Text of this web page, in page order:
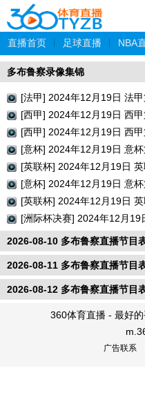
直播首页 足球直播 NBA
多布鲁察录像集锦
[法甲] 2024年12月19日 法
录像回放
[西甲] 2024年12月19日 西
场录像回放
[西甲] 2024年12月19日 西
诺 全场录像回放
[意杯] 2024年12月19日 意
放
[英联杯] 2024年12月19日
录像回放
[意杯] 2024年12月19日 意
放
[英联杯] 2024年12月19日
像回放
[洲际杯决赛] 2024年12月
全场录像回放
2026-08-10 多布鲁察直播节目
2026-08-11 多布鲁察直播节目
2026-08-12 多布鲁察直播节目
360体育直播 - 最好
广告联系